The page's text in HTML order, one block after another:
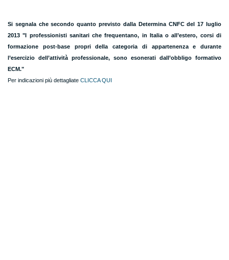
Si segnala che secondo quanto previsto dalla Determina CNFC del 17 luglio
2013 "I professionisti sanitari che frequentano, in Italia o all’estero, corsi di
formazione post-base propri della categoria di appartenenza e durante
l’esercizio dell’attività professionale, sono esonerati dall’obbligo formativo
ECM."
Per indicazioni più dettagliate CLICCA QUI